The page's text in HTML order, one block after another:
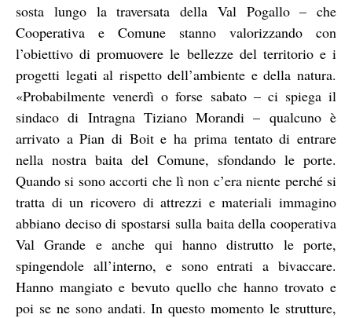
sosta lungo la traversata della Val Pogallo – che
Cooperativa e Comune stanno valorizzando con
l’obiettivo di promuovere le bellezze del territorio e i
progetti legati al rispetto dell’ambiente e della natura.
«Probabilmente venerdì o forse sabato – ci spiega il
sindaco di Intragna Tiziano Morandi – qualcuno è
arrivato a Pian di Boit e ha prima tentato di entrare
nella nostra baita del Comune, sfondando le porte.
Quando si sono accorti che lì non c’era niente perché si
tratta di un ricovero di attrezzi e materiali immagino
abbiano deciso di spostarsi sulla baita della cooperativa
Val Grande e anche qui hanno distrutto le porte,
spingendole all’interno, e sono entrati a bivaccare.
Hanno mangiato e bevuto quello che hanno trovato e
poi se ne sono andati. In questo momento le strutture,